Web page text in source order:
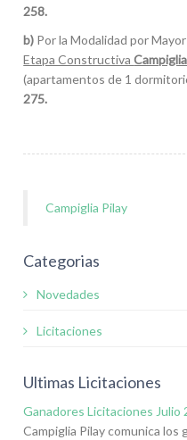
258.
b) Por la Modalidad por
Etapa Constructiva
(apartamentos de 1
275.
Campiglia Pilay
Categorias
Novedades
Licitaciones
Ultimas Licitaciones
Ganadores Licitaciones Julio
Campiglia Pilay comunica los